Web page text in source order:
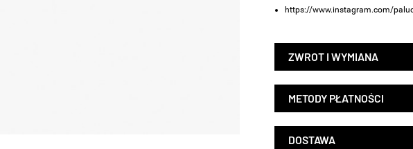
https://www.instagram.com/
ZWROT I WYMIANA
METODY PŁATNOŚCI
DOSTAWA